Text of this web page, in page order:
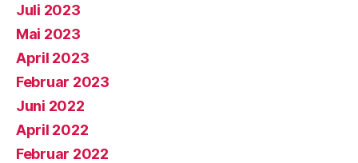
Juli 2023
Mai 2023
April 2023
Februar 2023
Juni 2022
April 2022
Februar 2022